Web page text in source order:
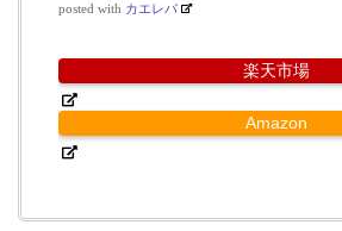
posted with カエレバ
楽天市場
Amazon